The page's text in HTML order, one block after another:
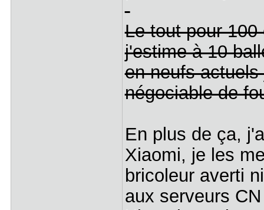
Le tout pour
j'estime à 10
en neufs
négociable de
En plus de ça,
Xiaomi, je les
bricoleur averti
aux serveurs